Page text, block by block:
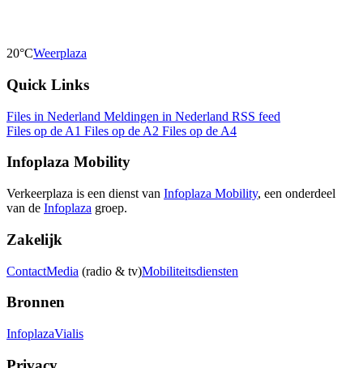
20°CWeerplaza
Quick Links
Files in Nederland Meldingen in Nederland RSS feed
Files op de A1 Files op de A2 Files op de A4
Infoplaza Mobility
Verkeerplaza is een dienst van Infoplaza Mobility, een onderdeel
van de Infoplaza groep.
Zakelijk
ContactMedia (radio & tv)Mobiliteitsdiensten
Bronnen
InfoplazaVialis